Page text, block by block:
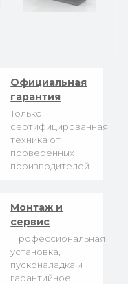
Официальная
гарантия
Только
сертифицированная
техника от
проверенных
производителей.
Монтаж и
сервис
Профессиональная
установка,
пусконаладка и
гарантийное